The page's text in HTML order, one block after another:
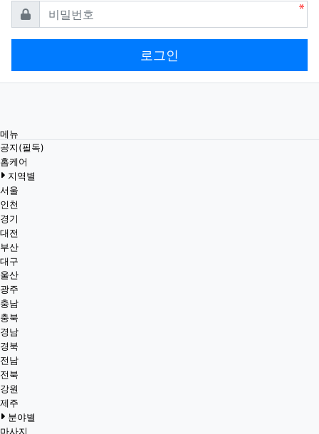
비밀번호
로그인
메뉴
공지(필독)
홈케어
지역별
서울
인천
경기
대전
부산
대구
울산
광주
충남
충북
경남
경북
전남
전북
강원
제주
분야별
마사지